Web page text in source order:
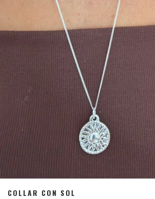
COLLAR CON SOL